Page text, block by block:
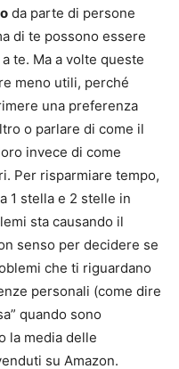
da parte di persone
di te possono essere
te. Ma a volte queste
meno utili, perché
una preferenza
o parlare di come il
invece di come
Per risparmiare tempo,
1 stella e 2 stelle in
sta causando il
senso per decidere se
che ti riguardano
personali (come dire
quando sono
la media delle
su Amazon.